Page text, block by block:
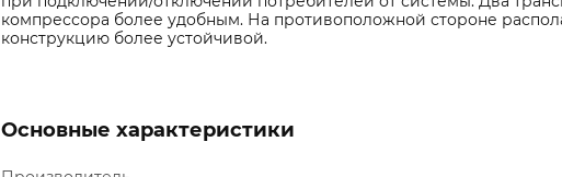
компрессора более удобным. На противоположной стороне
конструкцию более устойчивой.
Основные характеристики